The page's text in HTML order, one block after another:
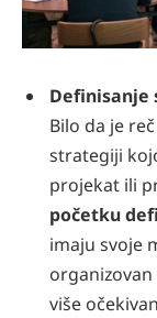
Definisanje
Bilo da je
strategiji
projekat ili
početku
imaju svoje
više